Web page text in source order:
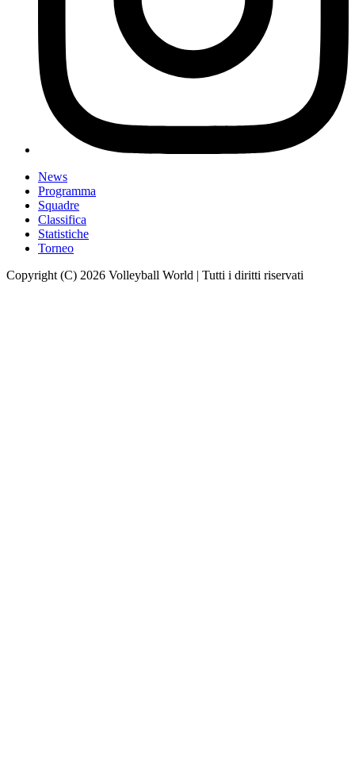
News
Programma
Squadre
Classifica
Statistiche
Torneo
Copyright (C) 2026 Volleyball World | Tutti i diritti riservati